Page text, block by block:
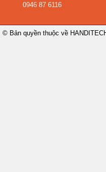
0946 87 6116
© Bản quyền thuộc về